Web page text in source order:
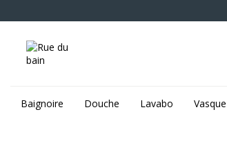
Baignoire Douche Lavabo Vasque